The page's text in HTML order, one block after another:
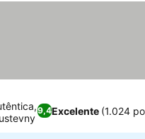
9,4Excelente (1.024